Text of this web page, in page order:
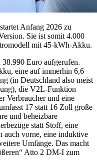
Anfang 2026 zu
Sie ist somit 4.000
mit 45-kWh-Akku.
Euro aufgerufen.
eine auf immerhin 6,6
(in Deutschland also meist
die V2L-Funktion
Verbraucher und eine
17 statt 16 Zoll große
und beheizbare
statt Stoff, eine
auch vorne, eine induktive
Umfänge. Das macht
Atto 2 DM-I zum